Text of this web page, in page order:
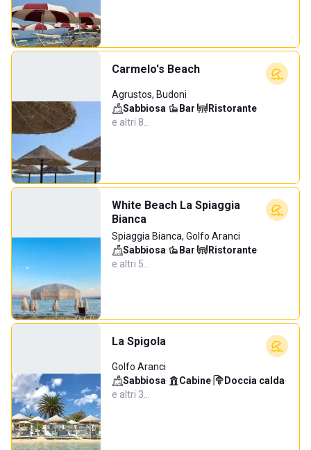
Carmelo's Beach
Agrustos, Budoni
Sabbiosa· Bar· Ristorante·
e altri 8…
White Beach La Spiaggia
Bianca
Spiaggia Bianca, Golfo Aranci
Sabbiosa· Bar· Ristorante·
e altri 5…
La Spigola
Golfo Aranci
Sabbiosa· Cabine· Doccia calda·
e altri 3…